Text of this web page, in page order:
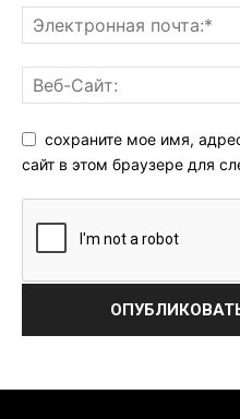
сохраните мое имя,
сайт в этом браузере для